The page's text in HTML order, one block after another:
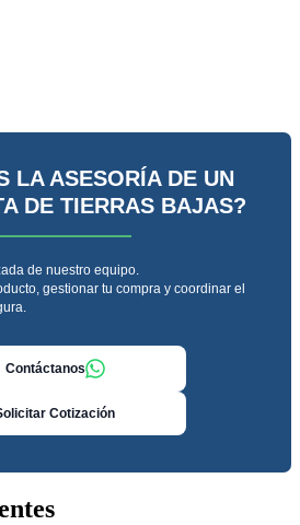
LA ASESORÍA DE UN
DE TIERRAS BAJAS?
de nuestro equipo.
gestionar tu compra y coordinar el
Contáctanos
Cotización